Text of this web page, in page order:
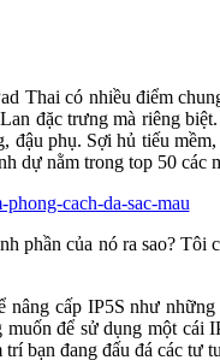
Thai có nhiều điểm
đặc trưng mà riêng
phụ. Sợi hủ tiếu
dự nằm trong top 50 các
của nó ra sao?
cấp IP5S như
để sử dụng một
bạn đang đấu đá các